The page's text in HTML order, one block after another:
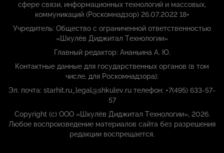
сфере связи, информационных технологий и массовых,
коммуникаций (Роскомнадзор) 26.07.2022 18+
Учредитель: Общество с ограниченной ответственностью
«Шкулёв Диджитал Технологии»
Главный редактор: Ананьина А. Ю.
Контактные данные для государственных органов (в том
числе, для Роскомнадзора):
Эл. почта: starhit.ru_legal@shkulev.ru телефон: +7(495) 633-57-
57
Copyright (с) ООО «Шкулёв Диджитал Технологии», 2026.
Любое воспроизведение материалов сайта без разрешения
редакции воспрещается.